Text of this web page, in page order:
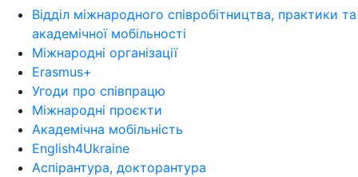
Відділ міжнародного співробітництва, практики та
академічної мобільності
Міжнародні організації
Erasmus+
Угоди про співпрацю
Міжнародні проєкти
Академічна мобільність
English4Ukraine
Аспірантура, докторантура